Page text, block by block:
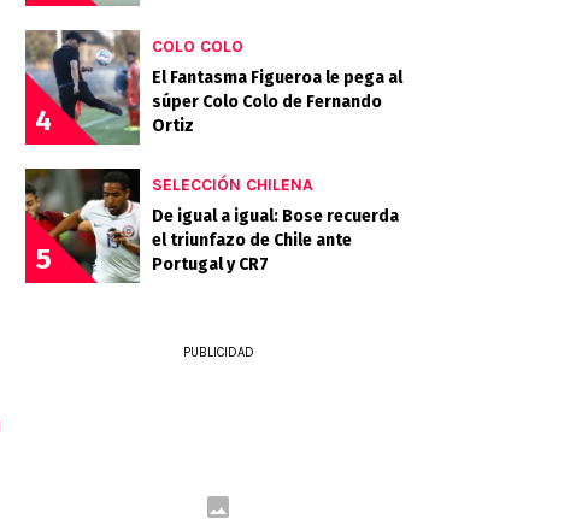
4
COLO COLO
El Fantasma Figueroa le pega al
súper Colo Colo de Fernando
Ortiz
5
SELECCIÓN CHILENA
De igual a igual: Bose recuerda
el triunfazo de Chile ante
Portugal y CR7
PUBLICIDAD